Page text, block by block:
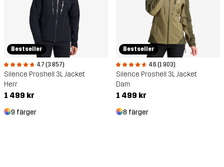
Bestseller
4.7 (3 857)
Silence Proshell 3L Jacket
Herr
1 499 kr
9 färger
Bestseller
4.6 (1 903)
Silence Proshell 3L Jacket
Dam
1 499 kr
8 färger